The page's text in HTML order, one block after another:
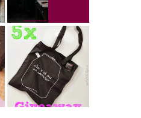
[gives away]
Limitierte
Tote-Bag
Edition von
Esther
Perbandt